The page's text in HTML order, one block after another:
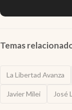
Temas
La Libertad Avanza
Javier Milei José